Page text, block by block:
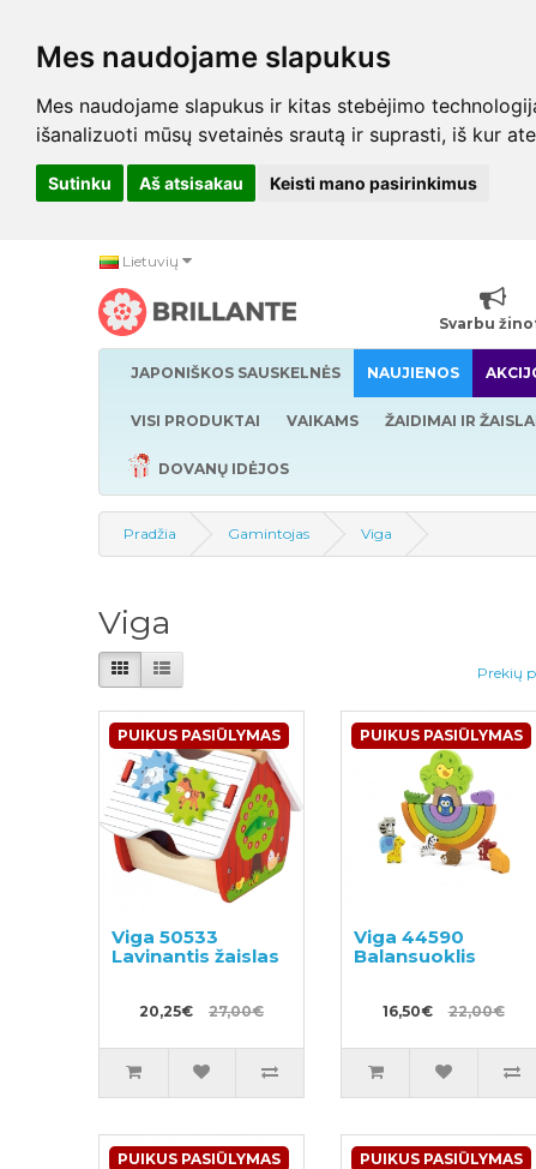
Mes naudojame slapukus
Mes naudojame slapukus ir kitas stebėjimo
išanalizuoti mūsų svetainės srautą ir suprasti, iš kur
Sutinku Aš atsisakau Keisti mano pasirinkimus
Lietuvių
Svarbu
JAPONIŠKOS SAUSKELNĖS NAUJIENOS
VISI PRODUKTAI VAIKAMS ŽAIDIMAI IR
DOVANŲ IDĖJOS
Pradžia Gamintojas Viga
Viga
Prekių
PUIKUS PASIŪLYMAS
Viga 50533
Lavinantis žaislas
20,25€ 27,00€
PUIKUS PASIŪLYMAS
Viga 44590
Balansuoklis
16,50€ 22,00€
PUIKUS PASIŪLYMAS PUIKUS PASIŪLYMAS